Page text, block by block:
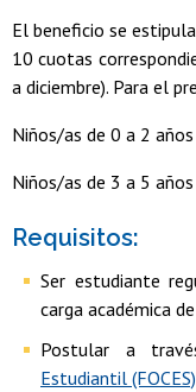
El beneficio se
10 cuotas
a diciembre). Para el
Niños/as de 0 a 2
Niños/as de 3 a 5
Requisitos:
Ser estudiante
carga académica
Postular a
Estudiantil (FOCES)